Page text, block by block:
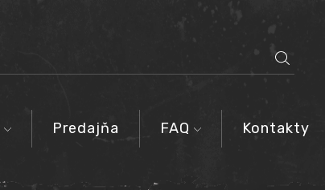
Predajňa FAQ Kontakty